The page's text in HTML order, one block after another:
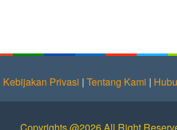
Kebijakan Privasi | Tentang Kami |